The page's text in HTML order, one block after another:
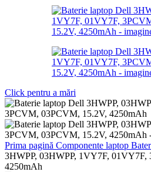
Click pentru a mări
Prima pagină Componente laptop
3HWPP, 03HWPP, 1VY7F,
4250mAh